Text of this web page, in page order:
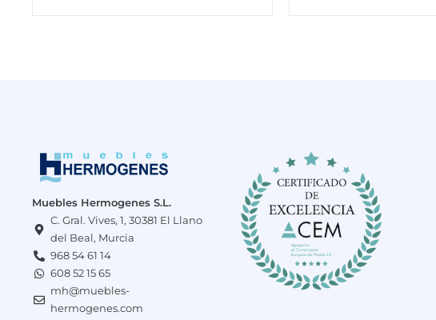
Muebles Hermogenes S.L.
C. Gral. Vives, 1, 30381 El Llano
del Beal, Murcia
968 54 61 14
608 52 15 65
mh@muebles-
hermogenes.com